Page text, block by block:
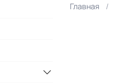
Главная